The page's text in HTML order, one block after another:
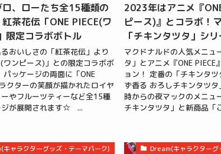
、ローたち全15種類の
茶花伝「ONE PIECE(ワ
限定コラボボトル
おいしさの「紅茶花伝」より
ワンピース)」との限定コラボボ
パッケージの両面に「ONE
クターの笑顔が描かれたロイヤ
やフルーツティーなど全15種
ジが展開されます☆ ...
2023年はアニメ『
ピース)』とコラボ！
「チキンタツタ」シ
マクドナルドの人気メニュ
タ」とアニメ『ONE PIECE
ョン！ 定番の「チキンタ
ず香る おろしチキンタツ
時からの夜マックのメニュ
チキンタツタ」と新商品「
キャラクターグッズ・テーマパーク) Dream(キャラクターグ